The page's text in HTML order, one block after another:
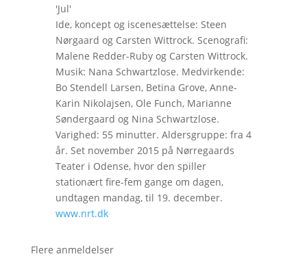
'Jul'
Ide, koncept og iscenesættelse: Steen
Nørgaard og Carsten Wittrock. Scenografi:
Malene Redder-Ruby og Carsten Wittrock.
Musik: Nana Schwartzlose. Medvirkende:
Bo Stendell Larsen, Betina Grove, Anne-
Karin Nikolajsen, Ole Funch, Marianne
Søndergaard og Nina Schwartzlose.
Varighed: 55 minutter. Aldersgruppe: fra 4
år. Set november 2015 på Nørregaards
Teater i Odense, hvor den spiller
stationært fire-fem gange om dagen,
undtagen mandag, til 19. december.
www.nrt.dk
Flere anmeldelser